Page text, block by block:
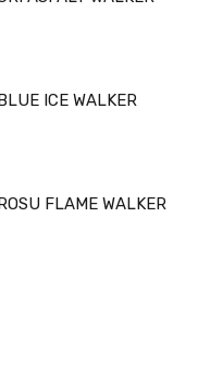
ICE WALKER
FLAME WALKER